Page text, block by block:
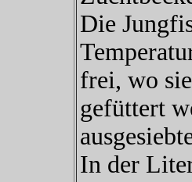
Die
frei, wo
gefüttert
In der